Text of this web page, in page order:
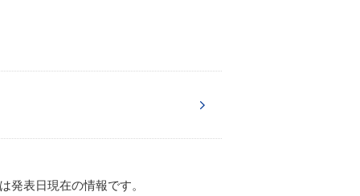
発表日現在の情報です。